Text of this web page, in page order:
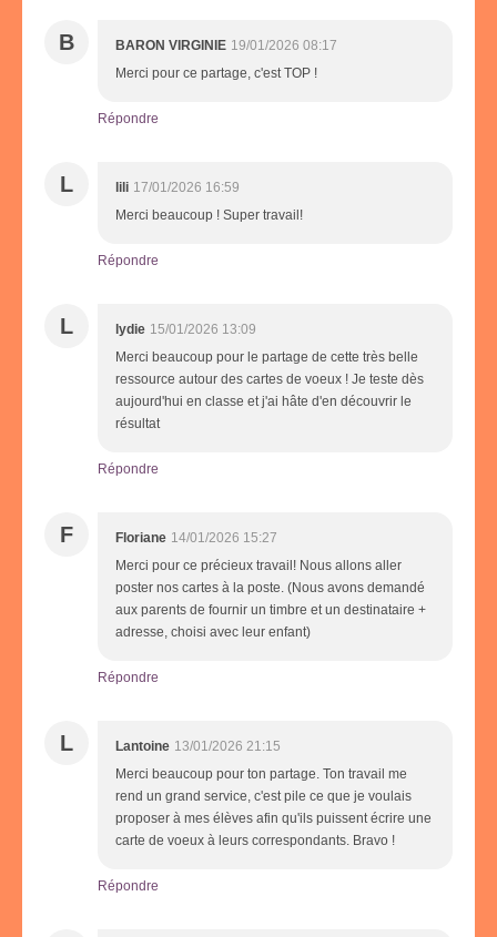
B BARON VIRGINIE 19/01/2026 08:17
Merci pour ce partage, c'est TOP !
Répondre
L lili 17/01/2026 16:59
Merci beaucoup ! Super travail!
Répondre
L lydie 15/01/2026 13:09
Merci beaucoup pour le partage de cette très belle
ressource autour des cartes de voeux ! Je teste dès
aujourd'hui en classe et j'ai hâte d'en découvrir le
résultat
Répondre
F Floriane 14/01/2026 15:27
Merci pour ce précieux travail! Nous allons aller
poster nos cartes à la poste. (Nous avons demandé
aux parents de fournir un timbre et un destinataire +
adresse, choisi avec leur enfant)
Répondre
L Lantoine 13/01/2026 21:15
Merci beaucoup pour ton partage. Ton travail me
rend un grand service, c'est pile ce que je voulais
proposer à mes élèves afin qu'ils puissent écrire une
carte de voeux à leurs correspondants. Bravo !
Répondre